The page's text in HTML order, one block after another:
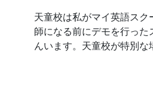
天童校は私がマイ英語ス
師になる前にデモを行っ
んいます。天童校が特別な